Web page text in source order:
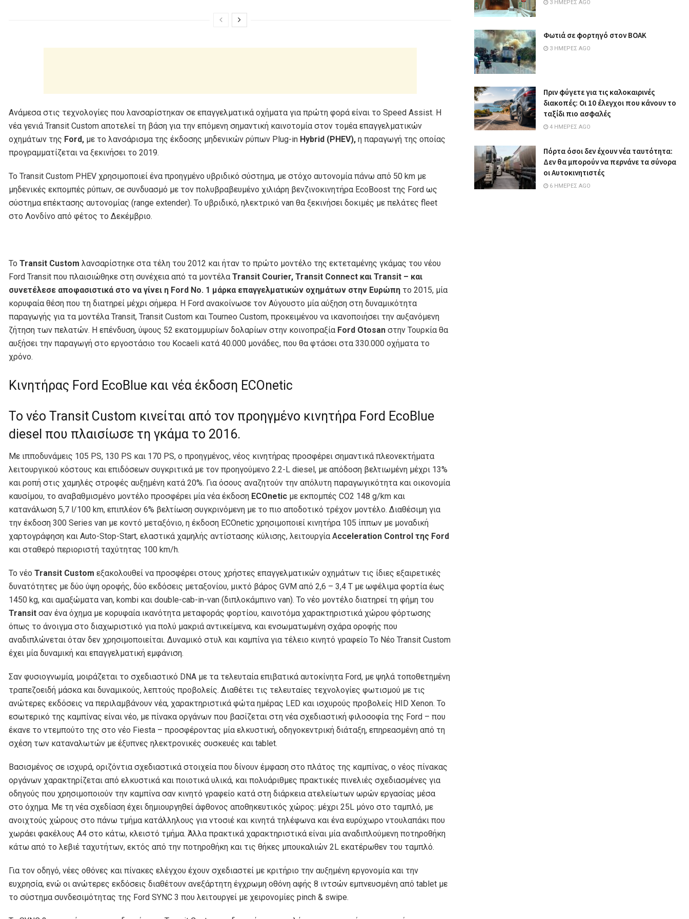
Ανάμεσα στις τεχνολογίες που λανσαρίστηκαν σε επαγγελματικά οχήματα για πρώτη φορά είναι το Speed Assist. Η
νέα γενιά Transit Custom αποτελεί τη βάση για την επόμενη σημαντική καινοτομία στον τομέα επαγγελματικών
οχημάτων της Ford, με το λανσάρισμα της έκδοσης μηδενικών ρύπων Plug-in Hybrid (PHEV), η παραγωγή της οποίας
προγραμματίζεται να ξεκινήσει το 2019.
Το Transit Custom PHEV χρησιμοποιεί ένα προηγμένο υβριδικό σύστημα, με στόχο αυτονομία πάνω από 50 km με
μηδενικές εκπομπές ρύπων, σε συνδυασμό με τον πολυβραβευμένο χιλιάρη βενζινοκινητήρα EcoBoost της Ford ως
σύστημα επέκτασης αυτονομίας (range extender). Το υβριδικό, ηλεκτρικό van θα ξεκινήσει δοκιμές με πελάτες fleet
στο Λονδίνο από φέτος το Δεκέμβριο.
Το Transit Custom λανσαρίστηκε στα τέλη του 2012 και ήταν το πρώτο μοντέλο της εκτεταμένης γκάμας του νέου
Ford Transit που πλαισιώθηκε στη συνέχεια από τα μοντέλα Transit Courier, Transit Connect και Transit – και
συνετέλεσε αποφασιστικά στο να γίνει η Ford No. 1 μάρκα επαγγελματικών οχημάτων στην Ευρώπη το 2015, μία
κορυφαία θέση που τη διατηρεί μέχρι σήμερα. Η Ford ανακοίνωσε τον Αύγουστο μία αύξηση στη δυναμικότητα
παραγωγής για τα μοντέλα Transit, Transit Custom και Tourneo Custom, προκειμένου να ικανοποιήσει την αυξανόμενη
ζήτηση των πελατών. Η επένδυση, ύψους 52 εκατομμυρίων δολαρίων στην κοινοπραξία Ford Otosan στην Τουρκία θα
αυξήσει την παραγωγή στο εργοστάσιο του Kocaeli κατά 40.000 μονάδες, που θα φτάσει στα 330.000 οχήματα το
χρόνο.
Κινητήρας Ford EcoBlue και νέα έκδοση ECOnetic
Το νέο Transit Custom κινείται από τον προηγμένο κινητήρα Ford EcoBlue
diesel που πλαισίωσε τη γκάμα το 2016.
Με ιπποδυνάμεις 105 PS, 130 PS και 170 PS, ο προηγμένος, νέος κινητήρας προσφέρει σημαντικά πλεονεκτήματα
λειτουργικού κόστους και επιδόσεων συγκριτικά με τον προηγούμενο 2.2-L diesel, με απόδοση βελτιωμένη μέχρι 13%
και ροπή στις χαμηλές στροφές αυξημένη κατά 20%. Για όσους αναζητούν την απόλυτη παραγωγικότητα και οικονομία
καυσίμου, το αναβαθμισμένο μοντέλο προσφέρει μία νέα έκδοση ECOnetic με εκπομπές CO2 148 g/km και
κατανάλωση 5,7 l/100 km, επιπλέον 6% βελτίωση συγκρινόμενη με το πιο αποδοτικό τρέχον μοντέλο. Διαθέσιμη για
την έκδοση 300 Series van με κοντό μεταξόνιο, η έκδοση ECOnetic χρησιμοποιεί κινητήρα 105 ίππων με μοναδική
χαρτογράφηση και Auto-Stop-Start, ελαστικά χαμηλής αντίστασης κύλισης, λειτουργία Acceleration Control της Ford
και σταθερό περιοριστή ταχύτητας 100 km/h.
Το νέο Transit Custom εξακολουθεί να προσφέρει στους χρήστες επαγγελματικών οχημάτων τις ίδιες εξαιρετικές
δυνατότητες με δύο ύψη οροφής, δύο εκδόσεις μεταξονίου, μικτό βάρος GVM από 2,6 – 3,4 Τ με ωφέλιμα φορτία έως
1450 kg, και αμαξώματα van, kombi και double-cab-in-van (διπλοκάμπινο van). Το νέο μοντέλο διατηρεί τη φήμη του
Transit σαν ένα όχημα με κορυφαία ικανότητα μεταφοράς φορτίου, καινοτόμα χαρακτηριστικά χώρου φόρτωσης
όπως το άνοιγμα στο διαχωριστικό για πολύ μακριά αντικείμενα, και ενσωματωμένη σχάρα οροφής που
αναδιπλώνεται όταν δεν χρησιμοποιείται. Δυναμικό στυλ και καμπίνα για τέλειο κινητό γραφείο Το Νέο Transit Custom
έχει μία δυναμική και επαγγελματική εμφάνιση.
Σαν φυσιογνωμία, μοιράζεται το σχεδιαστικό DNA με τα τελευταία επιβατικά αυτοκίνητα Ford, με ψηλά τοποθετημένη
τραπεζοειδή μάσκα και δυναμικούς, λεπτούς προβολείς. Διαθέτει τις τελευταίες τεχνολογίες φωτισμού με τις
ανώτερες εκδόσεις να περιλαμβάνουν νέα, χαρακτηριστικά φώτα ημέρας LED και ισχυρούς προβολείς HID Xenon. Το
εσωτερικό της καμπίνας είναι νέο, με πίνακα οργάνων που βασίζεται στη νέα σχεδιαστική φιλοσοφία της Ford – που
έκανε το ντεμπούτο της στο νέο Fiesta – προσφέροντας μία ελκυστική, οδηγοκεντρική διάταξη, επηρεασμένη από τη
σχέση των καταναλωτών με έξυπνες ηλεκτρονικές συσκευές και tablet.
Βασισμένος σε ισχυρά, οριζόντια σχεδιαστικά στοιχεία που δίνουν έμφαση στο πλάτος της καμπίνας, ο νέος πίνακας
οργάνων χαρακτηρίζεται από ελκυστικά και ποιοτικά υλικά, και πολυάριθμες πρακτικές πινελιές σχεδιασμένες για
οδηγούς που χρησιμοποιούν την καμπίνα σαν κινητό γραφείο κατά στη διάρκεια ατελείωτων ωρών εργασίας μέσα
στο όχημα. Με τη νέα σχεδίαση έχει δημιουργηθεί άφθονος αποθηκευτικός χώρος: μέχρι 25L μόνο στο ταμπλό, με
ανοιχτούς χώρους στο πάνω τμήμα κατάλληλους για ντοσιέ και κινητά τηλέφωνα και ένα ευρύχωρο ντουλαπάκι που
χωράει φακέλους A4 στο κάτω, κλειστό τμήμα. Άλλα πρακτικά χαρακτηριστικά είναι μία αναδιπλούμενη ποτηροθήκη
κάτω από το λεβιέ ταχυτήτων, εκτός από την ποτηροθήκη και τις θήκες μπουκαλιών 2L εκατέρωθεν του ταμπλό.
Για τον οδηγό, νέες οθόνες και πίνακες ελέγχου έχουν σχεδιαστεί με κριτήριο την αυξημένη εργονομία και την
ευχρησία, ενώ οι ανώτερες εκδόσεις διαθέτουν ανεξάρτητη έγχρωμη οθόνη αφής 8 ιντσών εμπνευσμένη από tablet με
το σύστημα συνδεσιμότητας της Ford SYNC 3 που λειτουργεί με χειρονομίες pinch & swipe.
3 ΗΜΈΡΕΣ AGO
Φωτιά σε φορτηγό στον ΒΟΑΚ
3 ΗΜΈΡΕΣ AGO
Πριν φύγετε για τις καλοκαιρινές
διακοπές: Οι 10 έλεγχοι που κάνουν το
ταξίδι πιο ασφαλές
4 ΗΜΈΡΕΣ AGO
Πόρτα όσοι δεν έχουν νέα ταυτότητα:
Δεν θα μπορούν να περνάνε τα σύνορα
οι Αυτοκινητιστές
6 ΗΜΈΡΕΣ AGO